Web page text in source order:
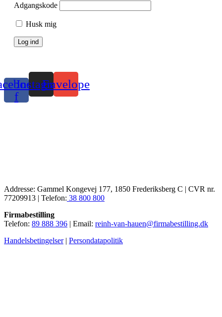
Adgangskode
Husk mig
f
InstagramEnvelope
Addresse: Gammel Kongevej 177, 1850 Frederiksberg C | CVR nr.
77209913 | Telefon: 38 800 800
Firmabestilling
Telefon: 89 888 396 | Email: reinh-van-hauen@firmabestilling.dk
Handelsbetingelser| Persondatapolitik